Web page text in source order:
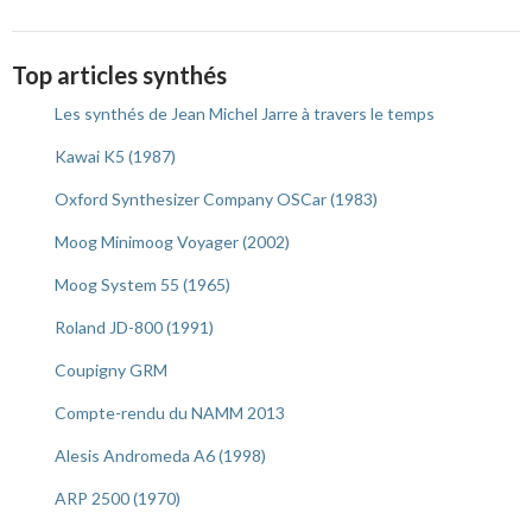
Top articles synthés
Les synthés de Jean Michel Jarre à travers le temps
Kawai K5 (1987)
Oxford Synthesizer Company OSCar (1983)
Moog Minimoog Voyager (2002)
Moog System 55 (1965)
Roland JD-800 (1991)
Coupigny GRM
Compte-rendu du NAMM 2013
Alesis Andromeda A6 (1998)
ARP 2500 (1970)